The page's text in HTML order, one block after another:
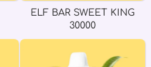
ELF BAR SWEET KING
30000